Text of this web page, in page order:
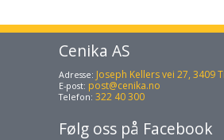
Cenika AS
Adresse: Joseph Kellers vei 27, 3409
E-post: post@cenika.no
Telefon: 322 40 300
Følg oss på Facebook